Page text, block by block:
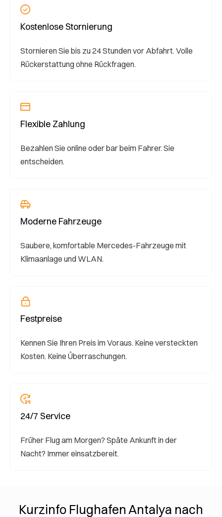
Kostenlose Stornierung
Stornieren Sie bis zu 24 Stunden vor Abfahrt. Volle
Rückerstattung ohne Rückfragen.
Flexible Zahlung
Bezahlen Sie online oder bar beim Fahrer. Sie
entscheiden.
Moderne Fahrzeuge
Saubere, komfortable Mercedes-Fahrzeuge mit
Klimaanlage und WLAN.
Festpreise
Kennen Sie Ihren Preis im Voraus. Keine versteckten
Kosten. Keine Überraschungen.
24/7 Service
Früher Flug am Morgen? Späte Ankunft in der
Nacht? Immer einsatzbereit.
Kurzinfo Flughafen Antalya nach